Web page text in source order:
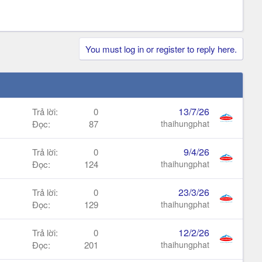
You must log in or register to reply here.
Trả lời
0
Đọc
87
13/7/26
thaihungphat
Trả lời
0
Đọc
124
9/4/26
thaihungphat
Trả lời
0
Đọc
129
23/3/26
thaihungphat
Trả lời
0
Đọc
201
12/2/26
thaihungphat